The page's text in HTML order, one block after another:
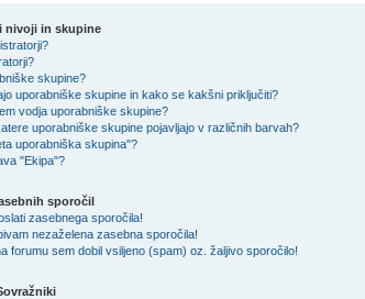
nivoji in skupine
skupine?
uporabniške skupine in kako se kakšni priključiti?
vodja uporabniške skupine?
uporabniške skupine pojavljajo v različnih barvah?
uporabniška skupina"?
"Ekipa"?
sporočil
zasebnega sporočila!
nezaželena zasebna sporočila!
forumu sem dobil vsiljeno (spam) oz. žaljivo sporočilo!